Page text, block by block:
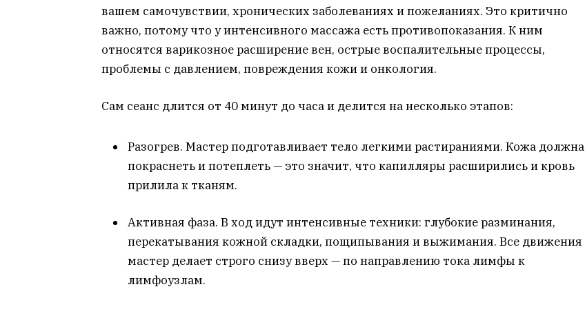
вашем самочувствии, хронических заболеваниях и пожеланиях. Это критично
важно, потому что у интенсивного массажа есть противопоказания. К ним
относятся варикозное расширение вен, острые воспалительные процессы,
проблемы с давлением, повреждения кожи и онкология.
Сам сеанс длится от 40 минут до часа и делится на несколько этапов:
Разогрев. Мастер подготавливает тело легкими растираниями. Кожа должна
покраснеть и потеплеть — это значит, что капилляры расширились и кровь
прилила к тканям.
Активная фаза. В ход идут интенсивные техники: глубокие разминания,
перекатывания кожной складки, пощипывания и выжимания. Все движения
мастер делает строго снизу вверх — по направлению тока лимфы к
лимфоузлам.